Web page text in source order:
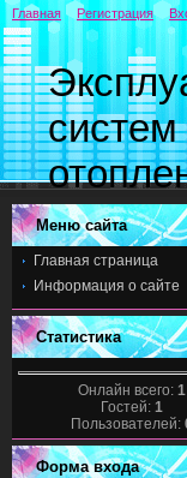
систем
Главная Регистрация
Меню сайта
Главная страница
Информация о сайте
Статистика
Онлайн всего: 1
Гостей: 1
Пользователей:
Форма входа